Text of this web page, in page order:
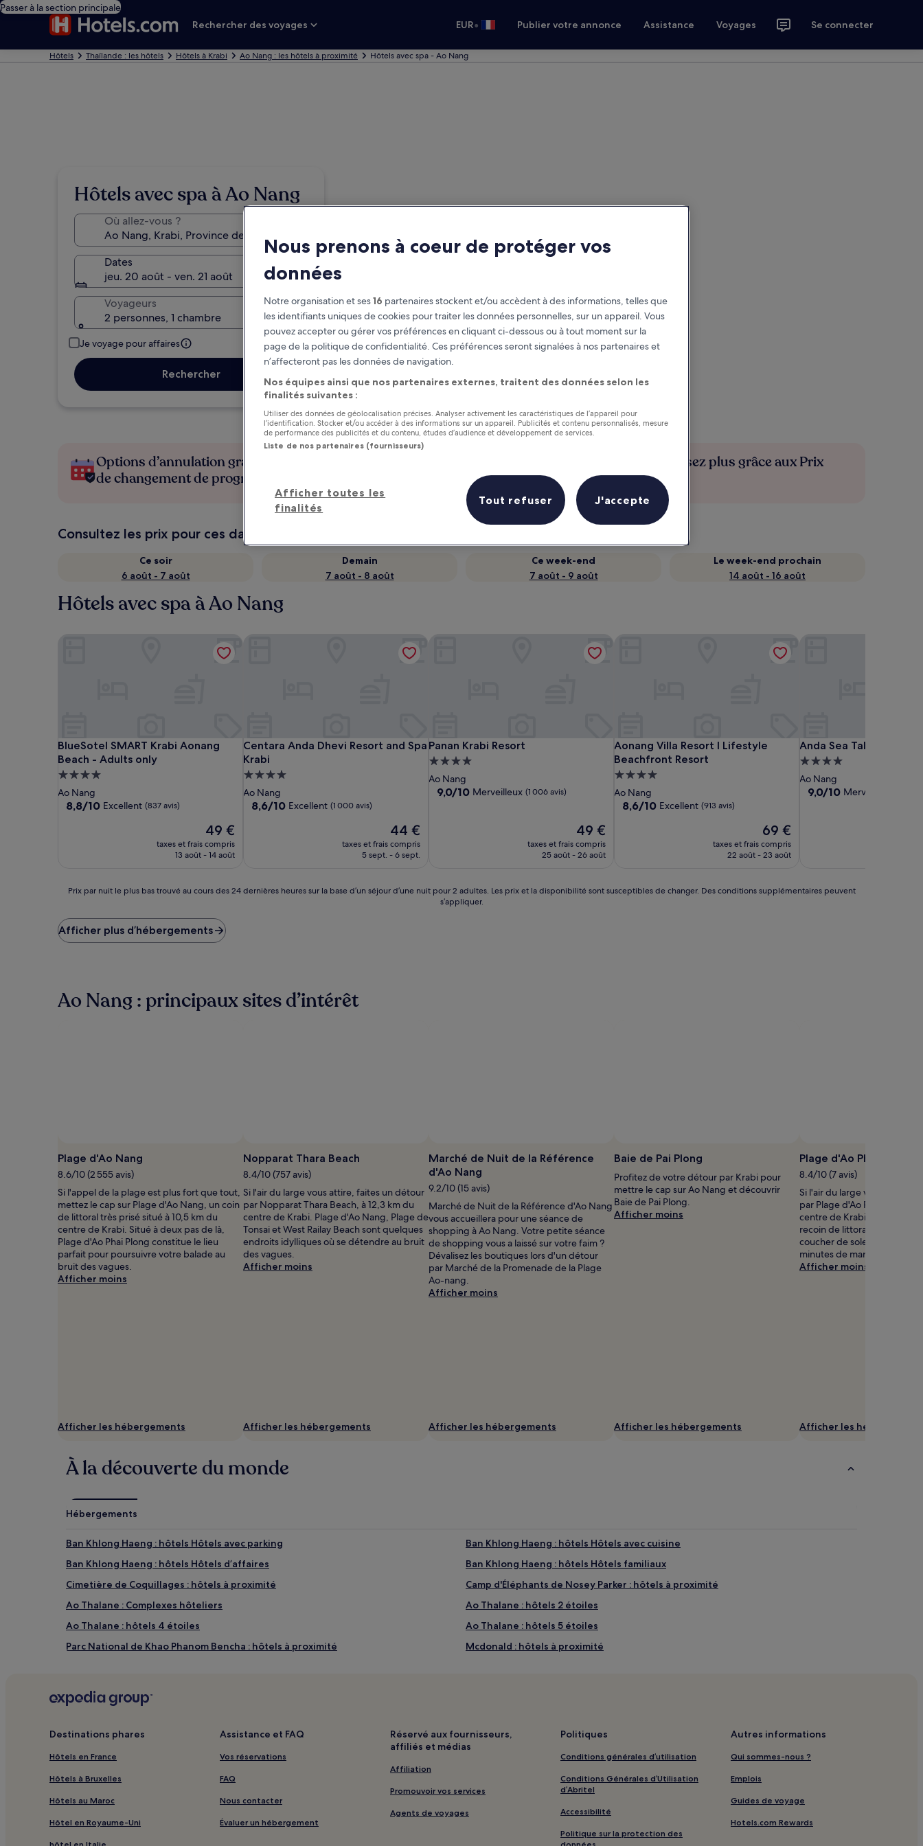
Passer à la section principale
Rechercher des voyages
EUR• Publier votre annonce Assistance Voyages Se connecter
Hôtels Thaïlande : les hôtels Hôtels à Krabi Ao Nang : les hôtels à proximité Hôtels avec spa - Ao Nang
Hôtels avec spa à Ao Nang
Où allez-vous ?
Dates
jeu. 20 août - ven. 21 août
Voyageurs
2 personnes, 1 chambre
Je voyage pour affaires
Rechercher
Options d’annulation gratuite en cas
de changement de programme
chaque nuit séjournée
Économisez plus grâce aux Prix
membres
Consultez les prix pour ces dates
Ce soir
6 août - 7 août
Demain
7 août - 8 août
Ce week-end
7 août - 9 août
Le week-end prochain
14 août - 16 août
Hôtels avec spa à Ao Nang
BlueSotel SMART Krabi Aonang
Beach - Adults only
BlueSotel SMART Krabi Aonang Beach - Adults only
Hébergement
4.0 étoiles
Ao Nang
8.8
8,8/10 Excellent (837 avis)
Le
nouveau
prix
49 €
49 €
taxes et frais compris
13 août - 14 août
BlueSotel SMART Krabi Aonang Beach - Adults only
Centara Anda Dhevi Resort and Spa
Krabi
Centara Anda Dhevi Resort and Spa Krabi
Hébergement
4.0 étoiles
Ao Nang
8.6
8,6/10 Excellent (1 000 avis)
Le
nouveau
prix
44 €
44 €
taxes et frais compris
5 sept. - 6 sept.
Centara Anda Dhevi Resort and Spa Krabi
Panan Krabi Resort
Panan Krabi Resort
Hébergement
4.0 étoiles
Ao Nang
9.0
9,0/10 Merveilleux (1 006 avis)
Le
nouveau
prix
49 €
49 €
taxes et frais compris
25 août - 26 août
Aonang Villa Resort l Lifestyle
Beachfront Resort
Aonang Villa Resort l Lifestyle Beachfront Resort
Hébergement
4.0 étoiles
Ao Nang
8.6
8,6/10 Excellent (913 avis)
Le
nouveau
prix
69 €
69 €
taxes et frais compris
22 août - 23 août
Aonang Villa Resort l Lifestyle Beachfront Resort
Anda Sea Tales Resort
Anda Sea Tales Resort
Hébergement
4.0 étoiles
Ao Nang
9.0
9,0/10 Merveilleux
Prix
nuit
le
plus
des
prix
et
la
disponibilité
sont
susceptibles
de
changer.
Des
conditions
supplémentaires
Prix par nuit le plus bas trouvé au cours des 24 dernières heures sur la base d’un séjour d’une nuit pour 2 adultes. Les prix et la disponibilité sont susceptibles de changer. Des conditions supplémentaires peuvent
s’appliquer.
Afficher plus d’hébergements
Ao Nang : principaux sites d’intérêt
Plage d'Ao Nang
8.6/10 (2 555 avis)
Si l'appel de la plage est plus fort que tout,
mettez le cap sur Plage d'Ao Nang, un coin
de littoral très prisé situé à 10,5 km du
centre de Krabi. Situé à deux pas de là,
Plage d'Ao Phai Plong constitue le lieu
parfait pour poursuivre votre balade au
bruit des vagues.
Afficher moins
Afficher les hébergements
Nopparat Thara Beach
8.4/10 (757 avis)
Si l'air du large vous attire, faites un détour
par Nopparat Thara Beach, à 12,3 km du
centre de Krabi. Plage d'Ao Nang, Plage de
Tonsai et West Railay Beach sont quelques
endroits idylliques où se détendre au bruit
des vagues.
Afficher moins
Afficher les hébergements
Marché de Nuit de la Référence
d'Ao Nang
9.2/10 (15 avis)
Marché de Nuit de la Référence d'Ao Nang
vous accueillera pour une séance de
shopping à Ao Nang. Votre petite séance
de shopping vous a laissé sur votre faim ?
Dévalisez les boutiques lors d'un détour
par Marché de la Promenade de la Plage
Ao-nang.
Afficher moins
Afficher les hébergements
libre
de
droits
prise
par
John
Shears
Baie de Pai Plong
Profitez de votre détour par Krabi pour
mettre le cap sur Ao Nang et découvrir
Baie de Pai Plong.
Afficher moins
Afficher les hébergements
Plage d'Ao Phai Plong
8.4/10 (7 avis)
Si l'air du large vous attire,
par Plage d'Ao Phai Plong, à
centre de Krabi. Plage de
recoin de littoral idéal pour
coucher de soleil à
minutes de marche de
Afficher moins
Afficher les
À la découverte du monde
Hébergements
Ban Khlong Haeng : hôtels Hôtels avec parking
Ban Khlong Haeng : hôtels Hôtels avec cuisine
Ban Khlong Haeng : hôtels Hôtels d’affaires
Ban Khlong Haeng : hôtels Hôtels familiaux
Cimetière de Coquillages : hôtels à proximité
Camp d'Éléphants de Nosey Parker : hôtels à proximité
Ao Thalane : Complexes hôteliers
Ao Thalane : hôtels 2 étoiles
Ao Thalane : hôtels 4 étoiles
Ao Thalane : hôtels 5 étoiles
Parc National de Khao Phanom Bencha : hôtels à proximité
Mcdonald : hôtels à proximité
Île de Hong : hôtels 2 étoiles
Île de Hong : hôtels 4 étoiles
Ban Ko Kwang : hôtels Hôtels avec piscine
Ban Ko Kwang : hôtels Hôtels pas chers
Ban Bang Phung : hôtels
Ban Ting Rai : hôtels
Plage de Thalane : hôtels à proximité
Destinations phares
Hôtels en France
Hôtels à Bruxelles
Hôtels au Maroc
Hôtel en Royaume-Uni
Assistance et FAQ
Vos réservations
FAQ
Nous contacter
Évaluer un hébergement
Réservé aux fournisseurs,
affiliés et médias
Affiliation
Promouvoir vos services
Agents de voyages
Politiques
Conditions générales d’utilisation
Conditions Générales d’Utilisation
d’Abritel
Accessibilité
Politique sur la protection des
Autres informations
Qui sommes-nous ?
Emplois
Guides de voyage
Hotels.com Rewards
Nous prenons à coeur de protéger vos
données
Notre organisation et ses16 partenaires stockent et/ou accèdent à des informations, telles que
les identifiants uniques de cookies pour traiter les données personnelles, sur un appareil. Vous
pouvez accepter ou gérer vos préférences en cliquant ci-dessous ou à tout moment sur la
page de la politique de confidentialité. Ces préférences seront signalées à nos partenaires et
n’affecteront pas les données de navigation.
Nos équipes ainsi que nos partenaires externes, traitent des données selon les
finalités suivantes :
Utiliser des données de géolocalisation précises. Analyser activement les caractéristiques de l’appareil pour
l’identification. Stocker et/ou accéder à des informations sur un appareil. Publicités et contenu personnalisés, mesure
de performance des publicités et du contenu, études d’audience et développement de services.
Liste de nos partenaires (fournisseurs)
Afficher toutes les
finalités
Tout refuser J'accepte